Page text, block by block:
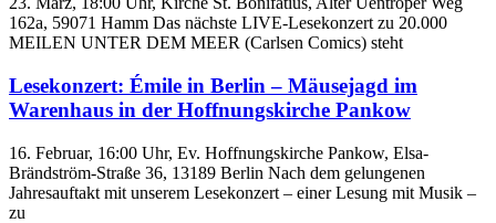
162a, 59071 Hamm Das nächste LIVE-Lesekonzert zu 20.000
MEILEN UNTER DEM MEER (Carlsen Comics) steht
Lesekonzert: Émile in Berlin – Mäusejagd im
Warenhaus in der Hoffnungskirche Pankow
16. Februar, 16:00 Uhr, Ev. Hoffnungskirche Pankow, Elsa-
Brändström-Straße 36, 13189 Berlin Nach dem gelungenen
Jahresauftakt mit unserem Lesekonzert – einer Lesung mit Musik –
zu